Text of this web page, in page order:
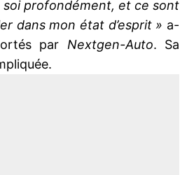
profondément, et ce sont
dans mon état d’esprit » a-
par Nextgen-Auto. Sa